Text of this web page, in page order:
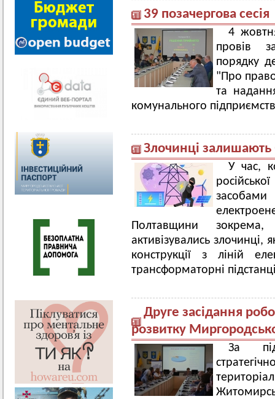
39 позачергова сесія
4
провів
порядку
"Про
та
комунального
Злочинці залишають
У час,
Полтавщини
активізувались злочинці,
конструкції з ліній
трансформаторні
Друге засідання
розвитку
За